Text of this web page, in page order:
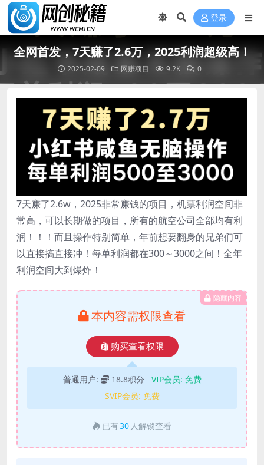
登录
全网首发，7天赚了2.6万，2025利润超级高！
2025-02-09 网赚项目 9.2K 0
7天赚了2.6w，2025非常赚钱的项目，机票利润空间非
常高，可以长期做的项目，所有的航空公司全部均有利
润！！！而且操作特别简单，年前想要翻身的兄弟们可
以直接搞直接冲！每单利润都在300～3000之间！全年
利润空间大到爆炸！
隐藏内容
本内容需权限查看
购买查看权限
普通用户: 18.8积分 VIP会员: 免费
SVIP会员: 免费
已有30 人解锁查看